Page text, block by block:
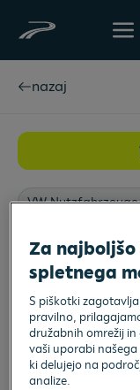
nazaj
VW Nutzfahrzeuge
Model v vašem
Skupina
Za najboljšo
spletnega
S piškotki
pravilno,
družabnih omrežij
vaši uporabi našega
ki delujejo na
analize.